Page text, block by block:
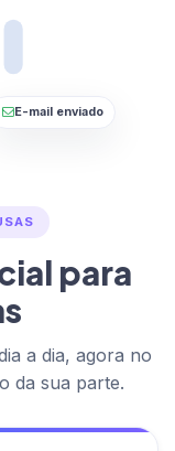
E-mail enviado
para
a dia, agora no
da sua parte.